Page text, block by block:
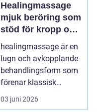
Healingmassage
mjuk beröring som
stöd för kropp och
själ
healingmassage är en
lugn och avkopplande
behandlingsform som
förenar klassisk
massage med
energibas...
03 juni 2026